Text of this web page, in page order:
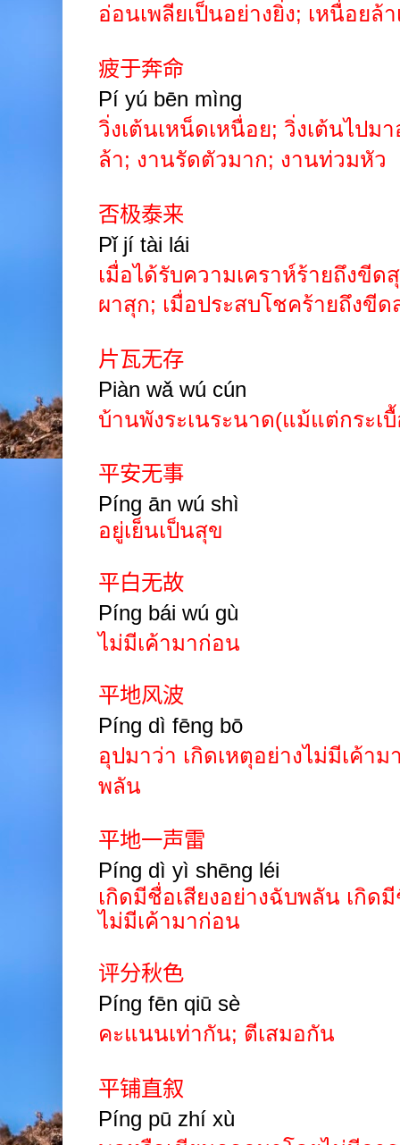
อ่อนเพลียเป็นอย่างยิ่ง; เหนื่อยล้
疲于奔命
Pí yú bēn mìng
วิ่งเต้นเหน็ดเหนื่อย; วิ่งเต้นไปม
ล้า; งานรัดตัวมาก; งานท่วมหัว
否极泰来
Pǐ jí tài lái
เมื่อได้รับความเคราห์ร้ายถึงขีด
ผาสุก; เมื่อประสบโชคร้ายถึงขี
片瓦无存
Piàn wǎ wú cún
บ้านพังระเนระนาด(แม้แต่กระเ
平安无事
Píng ān wú shì
อยู่เย็นเป็นสุข
平白无故
Píng bái wú gù
ไม่มีเค้ามาก่อน
平地风波
Píng dì fēng bō
อุปมาว่า เกิดเหตุอย่างไม่มีเค้า
พลัน
平地一声雷
Píng dì yì shēng léi
เกิดมีชื่อเสียงอย่างฉับพลัน เกิด
ไม่มีเค้ามาก่อน
评分秋色
Píng fēn qiū sè
คะแนนเท่ากัน; ตีเสมอกัน
平铺直叙
Píng pū zhí xù